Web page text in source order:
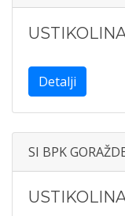
Detalji
SI BPK